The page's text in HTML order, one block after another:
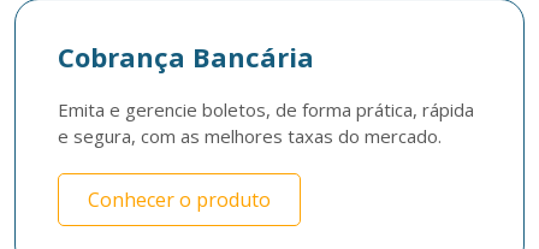
Cobrança Bancária
Emita e gerencie boletos, de forma prática, rápida
e segura, com as melhores taxas do mercado.
Conhecer o produto